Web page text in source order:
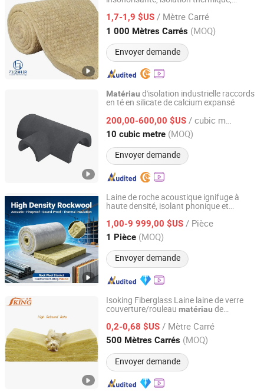
matériaux de construction
1,7-1,9 $US / Mètre Carré
1 000 Mètres Carrés (MOQ)
Envoyer demande
Anhui Liluan Technology Co., Ltd.
Anhui, China Depuis 2024
Matériau d'isolation industrielle raccords
en té en silicate de calcium expansé
200,00-600,00 $US / cubic metre
10 cubic metre (MOQ)
Envoyer demande
Zhejiang Yichuang New Material Technology Co., Ltd
Zhejiang, China Depuis 2025
Laine de roche acoustique ignifuge à
haute densité, isolant phonique et
pourmatériaux de construction
1,00-9 999,00 $US / Pièce
1 Pièce (MOQ)
Envoyer demande
Yangzhou Hexin Energysaving Technology Co., Ltd
Jiangsu, China Depuis 2026
Isoking Fiberglass Laine laine de verre
couverture/rouleau matériau de
0,2-0,68 $US / Mètre Carré
500 Mètres Carrés (MOQ)
Envoyer demande
Tianjin Iking Gerui Tech Co., Ltd.
Tianjin, China Depuis 2015